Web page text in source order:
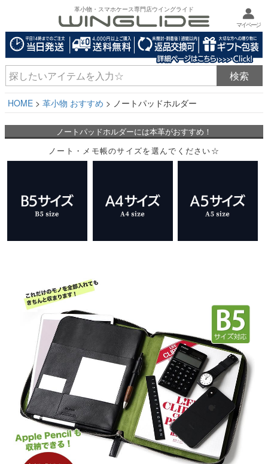
革小物・スマホケース専門店ウイングライド
マイページ
HOME 革小物 おすすめ ノートパッドホルダー
ノートパッドホルダーには本革がおすすめ！
ノート・メモ帳のサイズを選んでください☆